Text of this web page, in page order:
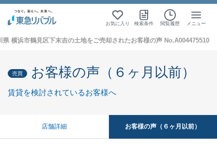
お気に入り 検索条件 閲覧履歴 メニュー
県 横浜市鶴見区下末吉の土地をご売却されたお客様の声 No.A004475510
売買 お客様の声（６ヶ月以前）
賃貸を検討されているお客様へ
店舗詳細 お客様の声（６ヶ月以前）